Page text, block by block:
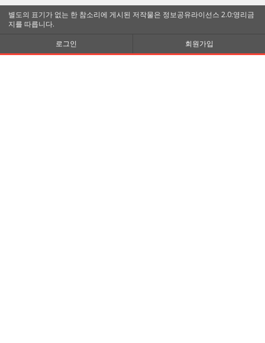
별도의 표기가 없는 한 참소리에 게시된 저작물은 정보공유라이선스 2.0:영리금
지를 따릅니다.
로그인
회원가입